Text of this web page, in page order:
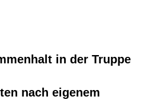
in der Truppe
nach eigenem